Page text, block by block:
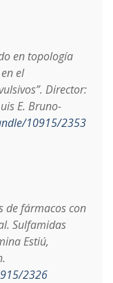
en topología
el
Director:
E. Bruno-
10915/2353
de fármacos con
Sulfamidas
Estiú,
2326